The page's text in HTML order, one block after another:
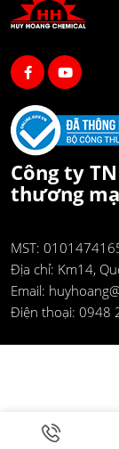
Công ty
thương
MST:
Địa chỉ: Km14,
Email:
Điện thoại: 0948